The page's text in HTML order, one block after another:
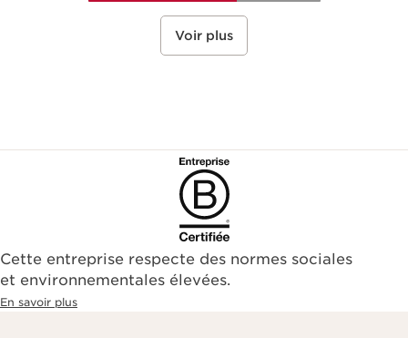
Voir plus
Cette entreprise respecte des normes sociales
et environnementales élevées.
En savoir plus